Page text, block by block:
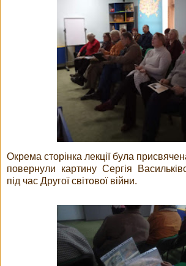
Окрема сторінка лекції була
повернули картину Сергія
під час Другої світової війни.